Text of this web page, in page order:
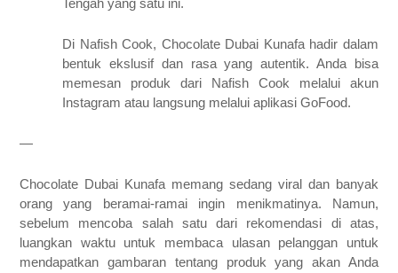
Tengah yang satu ini.
Di Nafish Cook, Chocolate Dubai Kunafa hadir dalam
bentuk ekslusif dan rasa yang autentik. Anda bisa
memesan produk dari Nafish Cook melalui akun
Instagram atau langsung melalui aplikasi GoFood.
—
Chocolate Dubai Kunafa memang sedang viral dan banyak
orang yang beramai-ramai ingin menikmatinya. Namun,
sebelum mencoba salah satu dari rekomendasi di atas,
luangkan waktu untuk membaca ulasan pelanggan untuk
mendapatkan gambaran tentang produk yang akan Anda